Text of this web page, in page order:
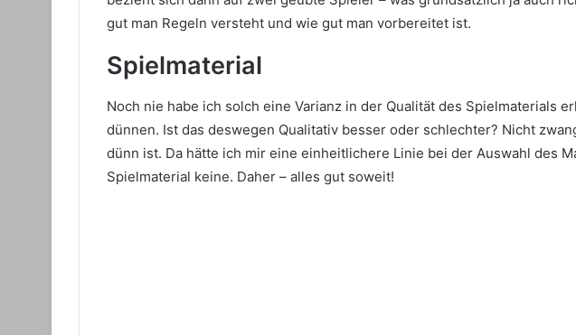
gut man Regeln versteht und wie gut man vorbereitet ist.
Spielmaterial
Noch nie habe ich solch eine Varianz in der Qualität des Spielmaterials
dünnen. Ist das deswegen Qualitativ besser oder schlechter? Nicht
dünn ist. Da hätte ich mir eine einheitlichere Linie bei der Auswahl des
Spielmaterial keine. Daher – alles gut soweit!